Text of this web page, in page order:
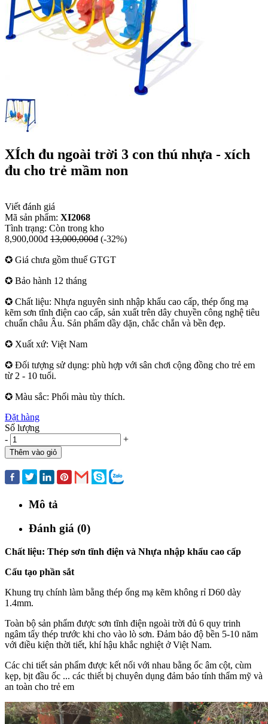
XÍch đu ngoài trời 3 con thú nhựa - xích
đu cho trẻ mầm non
Viết đánh giá
Mã sản phẩm: XI2068
Tình trạng: Còn trong kho
8,900,000đ 13,000,000đ (-32%)
✪ Giá chưa gồm thuế GTGT
✪ Bảo hành 12 tháng
✪ Chất liệu: Nhựa nguyên sinh nhập khẩu cao cấp, thép ống mạ
kẽm sơn tĩnh điện cao cấp, sản xuất trên dây chuyền công nghệ tiêu
chuẩn châu Âu. Sản phẩm dầy dặn, chắc chắn và bền đẹp.
✪ Xuất xứ: Việt Nam
✪ Đối tượng sử dụng: phù hợp với sân chơi cộng đồng cho trẻ em
từ 2 - 10 tuổi.
✪ Màu sắc: Phối màu tùy thích.
Đặt hàng
Số lượng
-
+
Thêm vào giỏ
Mô tả
Đánh giá (0)
Chất liệu: Thép sơn tĩnh điện và Nhựa nhập khẩu cao cấp
Cấu tạo phần sắt
Khung trụ chính làm bằng thép ống mạ kẽm không rỉ D60 dày
1.4mm.
Toàn bộ sản phẩm được sơn tĩnh điện ngoài trời đủ 6 quy trinh
ngâm tẩy thép trước khi cho vào lò sơn. Đảm bảo độ bền 5-10 năm
với điều kiện thời tiết, khí hậu khắc nghiệt ở Việt Nam.
Các chi tiết sản phẩm được kết nối với nhau bằng ốc âm cột, cùm
kẹp, bịt đầu ốc ... các thiết bị chuyên dụng đảm bảo tính thẩm mỹ và
an toàn cho trẻ em